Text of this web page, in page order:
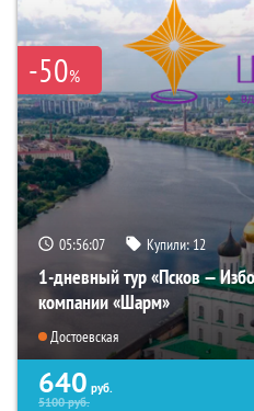
-50%
05:56:06 Купили:12
1-дневный тур «Псков —
компании «Шарм»
Достоевская
640 руб.
5100руб.